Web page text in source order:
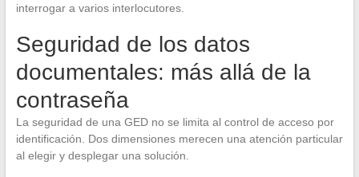
interrogar a varios interlocutores.
Seguridad de los datos
documentales: más allá de la
contraseña
La seguridad de una GED no se limita al control de acceso por
identificación. Dos dimensiones merecen una atención particular
al elegir y desplegar una solución.